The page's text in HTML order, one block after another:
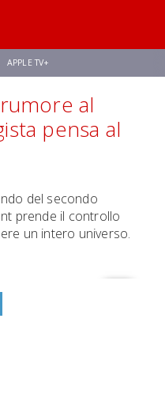
APPLE TV+
AVENGERS: DOOMSDAY
al
pensa al
del secondo
prende il controllo
un intero universo.